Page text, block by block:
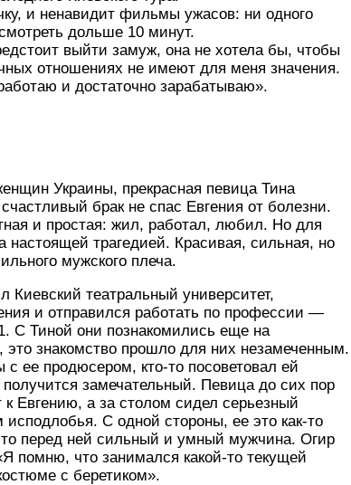
и ненавидит фильмы ужасов: ни одного
дольше 10 минут.
выйти замуж, она не хотела бы, чтобы
отношениях не имеют для меня значения.
и достаточно зарабатываю».
Украины, прекрасная певица Тина
брак не спас Евгения от болезни.
и простая: жил, работал, любил. Но для
настоящей трагедией. Красивая, сильная, но
мужского плеча.
Киевский театральный университет,
и отправился работать по профессии —
С Тиной они познакомились еще на
знакомство прошло для них незамеченным.
ее продюсером, кто-то посоветовал ей
замечательный. Певица до сих пор
Евгению, а за столом сидел серьезный
С одной стороны, ее это как-то
перед ней сильный и умный мужчина. Огир
помню, что занимался какой-то текущей
с беретиком».